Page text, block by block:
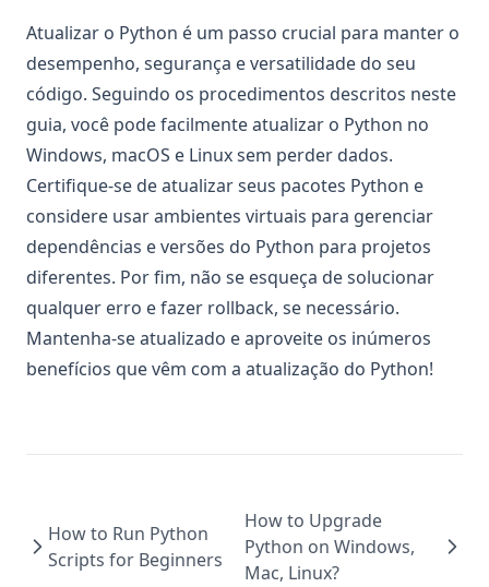
Atualizar o Python é um passo crucial para manter o
desempenho, segurança e versatilidade do seu
código. Seguindo os procedimentos descritos neste
guia, você pode facilmente atualizar o Python no
Windows, macOS e Linux sem perder dados.
Certifique-se de atualizar seus pacotes Python e
considere usar ambientes virtuais para gerenciar
dependências e versões do Python para projetos
diferentes. Por fim, não se esqueça de solucionar
qualquer erro e fazer rollback, se necessário.
Mantenha-se atualizado e aproveite os inúmeros
benefícios que vêm com a atualização do Python!
How to Run Python
Scripts for Beginners
How to Upgrade
Python on Windows,
Mac, Linux?